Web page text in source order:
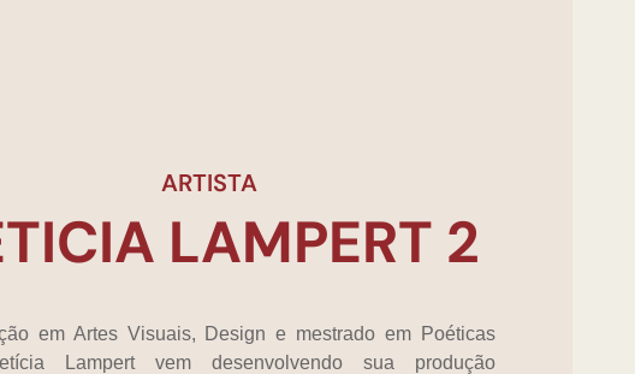
ARTISTA
LAMPERT 2
em Artes Visuais, Design e mestrado em Poéticas
Lampert vem desenvolvendo sua produção